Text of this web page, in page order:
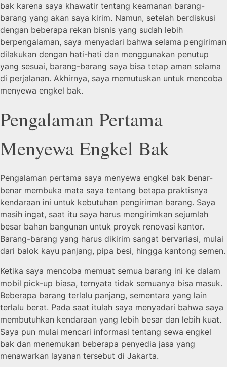
bak karena saya khawatir tentang keamanan barang-
barang yang akan saya kirim. Namun, setelah berdiskusi
dengan beberapa rekan bisnis yang sudah lebih
berpengalaman, saya menyadari bahwa selama pengiriman
dilakukan dengan hati-hati dan menggunakan penutup
yang sesuai, barang-barang saya bisa tetap aman selama
di perjalanan. Akhirnya, saya memutuskan untuk mencoba
menyewa engkel bak.
Pengalaman Pertama
Menyewa Engkel Bak
Pengalaman pertama saya menyewa engkel bak benar-
benar membuka mata saya tentang betapa praktisnya
kendaraan ini untuk kebutuhan pengiriman barang. Saya
masih ingat, saat itu saya harus mengirimkan sejumlah
besar bahan bangunan untuk proyek renovasi kantor.
Barang-barang yang harus dikirim sangat bervariasi, mulai
dari balok kayu panjang, pipa besi, hingga kantong semen.
Ketika saya mencoba memuat semua barang ini ke dalam
mobil pick-up biasa, ternyata tidak semuanya bisa masuk.
Beberapa barang terlalu panjang, sementara yang lain
terlalu berat. Pada saat itulah saya menyadari bahwa saya
membutuhkan kendaraan yang lebih besar dan lebih kuat.
Saya pun mulai mencari informasi tentang sewa engkel
bak dan menemukan beberapa penyedia jasa yang
menawarkan layanan tersebut di Jakarta.